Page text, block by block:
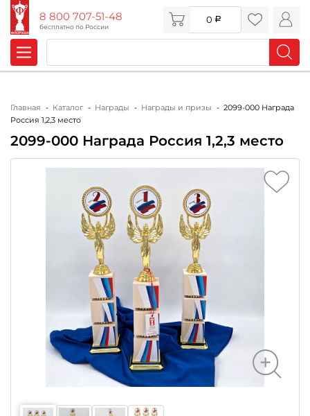
8 800 707-51-48
бесплатно по России
0
Главная Каталог Награды Награды и призы
2099-000 Награда
Россия 1,2,3 место
2099-000 Награда Россия 1,2,3 место